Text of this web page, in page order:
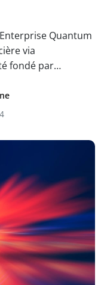
Quantum
via
fondé par…